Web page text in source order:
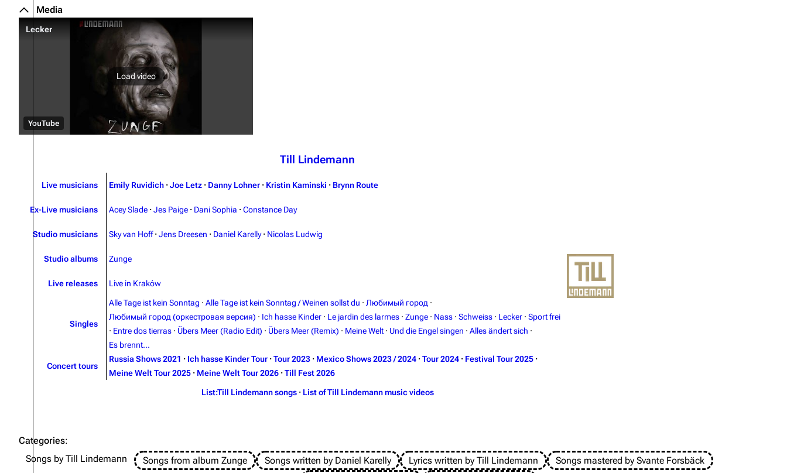
Media
Lecker
Load video
YouTube
Till Lindemann
Live musicians Emily Ruvidich · Joe Letz · Danny Lohner · Kristin Kaminski · Brynn Route
Ex-Live musicians Acey Slade · Jes Paige · Dani Sophia · Constance Day
Studio musicians Sky van Hoff · Jens Dreesen · Daniel Karelly · Nicolas Ludwig
Studio albums Zunge
Live releases Live in Kraków
Singles
Alle Tage ist kein Sonntag · Alle Tage ist kein Sonntag / Weinen sollst du · Любимый город ·
Любимый город (оркестровая версия) · Ich hasse Kinder · Le jardin des larmes · Zunge · Nass · Schweiss · Lecker · Sport frei
· Entre dos tierras · Übers Meer (Radio Edit) · Übers Meer (Remix) · Meine Welt · Und die Engel singen · Alles ändert sich ·
Es brennt...
Concert tours
Russia Shows 2021 · Ich hasse Kinder Tour · Tour 2023 · Mexico Shows 2023 / 2024 · Tour 2024 · Festival Tour 2025 ·
Meine Welt Tour 2025 · Meine Welt Tour 2026 · Till Fest 2026
List:Till Lindemann songs · List of Till Lindemann music videos
Categories:
Songs by Till Lindemann
Songs from album Zunge Songs written by Daniel Karelly Lyrics written by Till Lindemann
Songs mastered by Svante Forsbäck